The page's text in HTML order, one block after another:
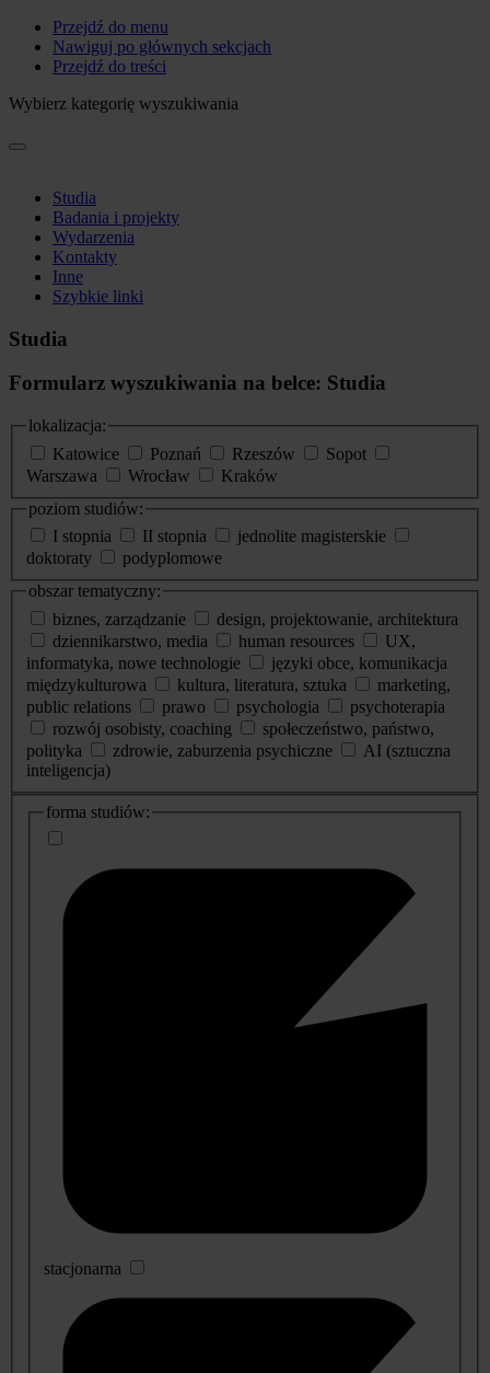
Przejdź do menu
Nawiguj po głównych sekcjach
Przejdź do treści
Wybierz kategorię wyszukiwania
Studia
Badania i projekty
Wydarzenia
Kontakty
Inne
Szybkie linki
Studia
Formularz wyszukiwania na belce: Studia
lokalizacja:
Katowice
Poznań Rzeszów
Sopot
Warszawa
Wrocław
Kraków
poziom studiów:
I stopnia
II stopnia
jednolite magisterskie
doktoraty
podyplomowe
obszar tematyczny:
biznes, zarządzanie
design, projektowanie, architektura
dziennikarstwo, media
human resources
UX,
informatyka, nowe technologie
języki obce, komunikacja
międzykulturowa
kultura, literatura, sztuka
marketing,
public relations
prawo psychologia
psychoterapia
rozwój osobisty, coaching
społeczeństwo, państwo,
polityka
zdrowie, zaburzenia psychiczne
AI (sztuczna
inteligencja)
dodatkowe
informacje
forma studiów:
stacjonarna